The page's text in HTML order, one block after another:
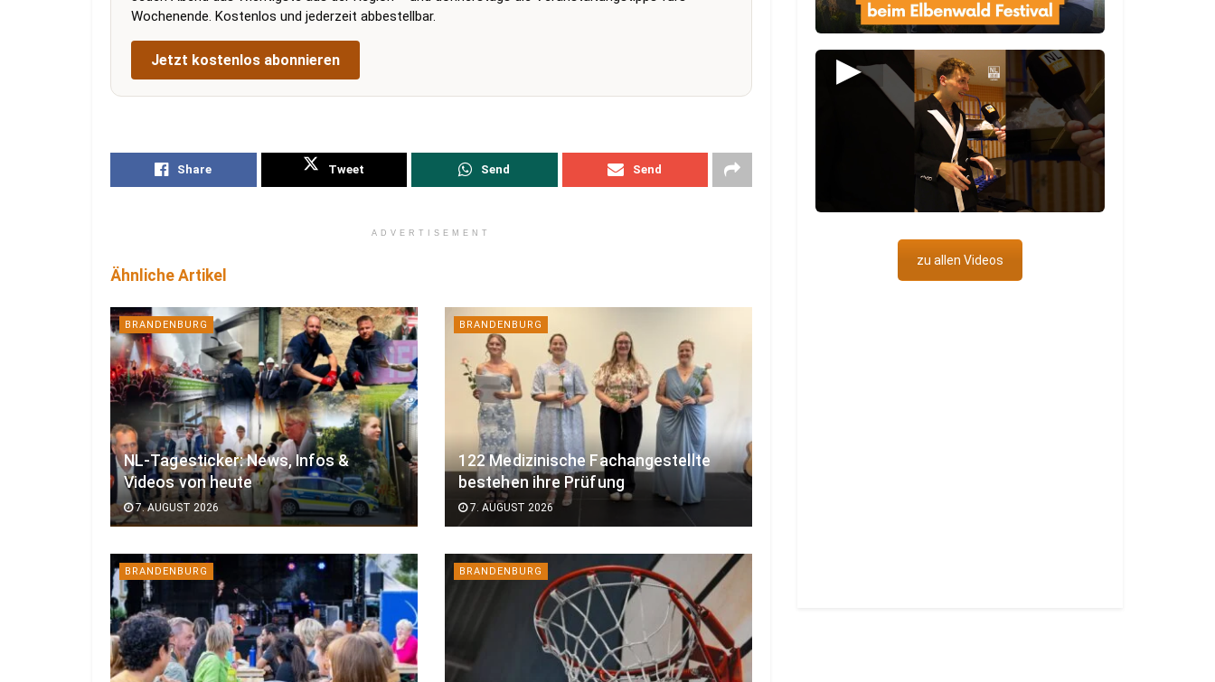
Wochenende. Kostenlos und jederzeit abbestellbar.
Jetzt kostenlos abonnieren
Share Tweet Send Send
ADVERTISEMENT
Ähnliche Artikel
BRANDENBURG
NL-Tagesticker: News, Infos &
Videos von heute
7. AUGUST 2026
BRANDENBURG
122 Medizinische Fachangestellte
bestehen ihre Prüfung
7. AUGUST 2026
BRANDENBURG BRANDENBURG
▶
zu allen Videos